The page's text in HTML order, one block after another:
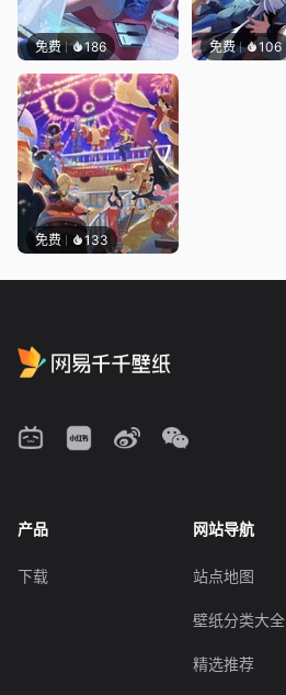
免费 186 免费 106
免费 133
产品
下载
网站导航
站点地图
壁纸分类大全
精选推荐